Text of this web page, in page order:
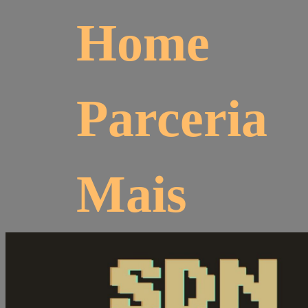
Home
Parceria
Mais
Suíte dos Nerds